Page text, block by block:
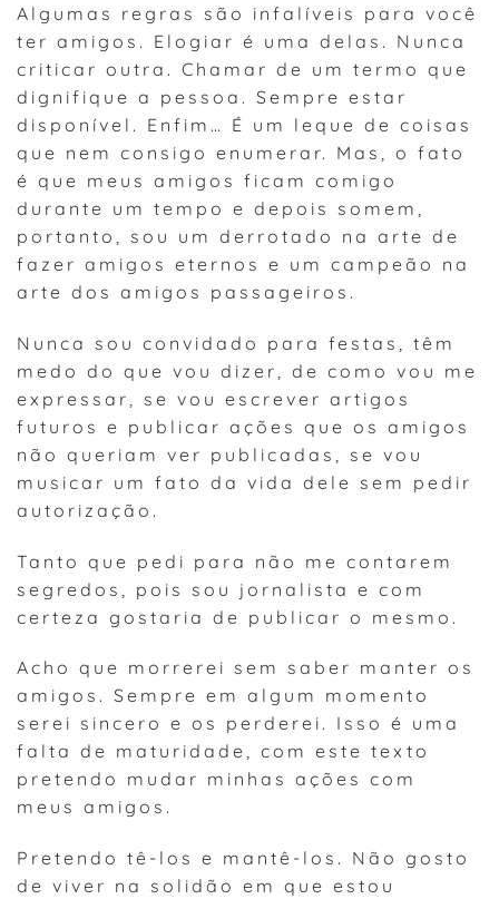
Algumas regras são infalíveis para você
ter amigos. Elogiar é uma delas. Nunca
criticar outra. Chamar de um termo que
dignifique a pessoa. Sempre estar
disponível. Enfim… É um leque de coisas
que nem consigo enumerar. Mas, o fato
é que meus amigos ficam comigo
durante um tempo e depois somem,
portanto, sou um derrotado na arte de
fazer amigos eternos e um campeão na
arte dos amigos passageiros.
Nunca sou convidado para festas, têm
medo do que vou dizer, de como vou me
expressar, se vou escrever artigos
futuros e publicar ações que os amigos
não queriam ver publicadas, se vou
musicar um fato da vida dele sem pedir
autorização.
Tanto que pedi para não me contarem
segredos, pois sou jornalista e com
certeza gostaria de publicar o mesmo.
Acho que morrerei sem saber manter os
amigos. Sempre em algum momento
serei sincero e os perderei. Isso é uma
falta de maturidade, com este texto
pretendo mudar minhas ações com
meus amigos.
Pretendo tê-los e mantê-los. Não gosto
de viver na solidão em que estou